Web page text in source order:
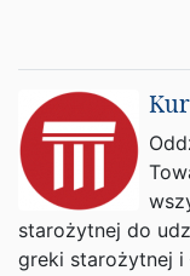
starożytnej do
greki starożytnej i